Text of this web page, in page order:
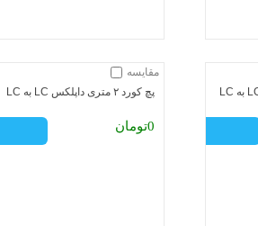
مقایسه
پچ کورد ۲ متری داپلکس LC به LC
0تومان